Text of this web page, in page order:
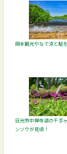
岡本観光やなで涼と鮎
日光市中禅寺湖の千手
ンソウが見頃！